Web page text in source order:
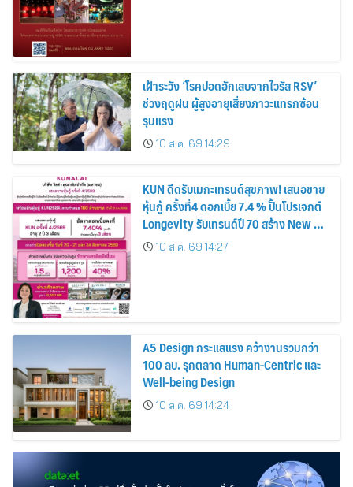
เฝ้าระวัง ‘โรคปอดอักเสบจากไวรัส RSV’
ช่วงฤดูฝน ผู้สูงอายุเสี่ยงภาวะแทรกซ้อน
รุนแรง
10 ส.ค. 69 14:29
KUN ดีดรับเมกะเทรนด์สุขภาพ! เสนอขาย
หุ้นกู้ ครั้งที่4 ดอกเบี้ย 7.4 % ปั้นโปรเจกต์
Longevity รับเทรนด์ปี 70 สร้าง New S-
Curve
10 ส.ค. 69 14:27
A5 Design กระแสแรง คว้างานรวมกว่า
100 ลบ. รุกตลาด Human-Centric และ
Well-being Design
10 ส.ค. 69 14:24